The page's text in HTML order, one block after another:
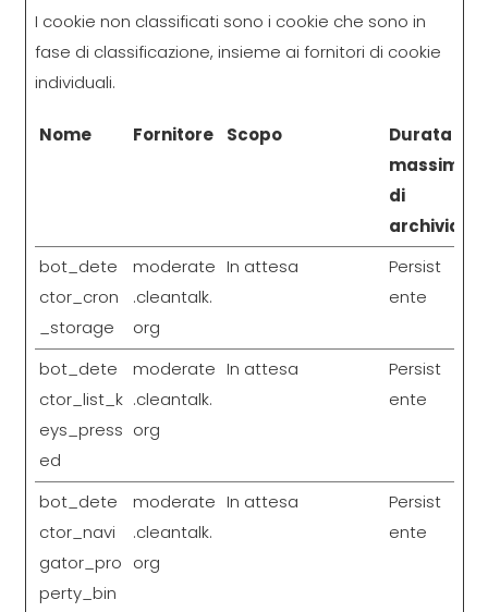
I cookie non classificati sono i cookie che sono in
fase di classificazione, insieme ai fornitori di cookie
individuali.
Nome Fornitore Scopo
Durata
massima
di
bot_dete
ctor_cron
_storage
moderate
.cleantalk.
org
In attesa
Persist
ente
bot_dete
ctor_list_k
eys_press
ed
moderate
.cleantalk.
org
In attesa
Persist
ente
bot_dete
ctor_navi
gator_pro
perty_bin
moderate
.cleantalk.
org
In attesa
Persist
ente